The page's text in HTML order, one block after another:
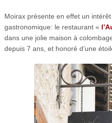
Moirax présente en effet un
gastronomique: le restaurant «
dans une jolie maison à
depuis 7 ans, et honoré d’une